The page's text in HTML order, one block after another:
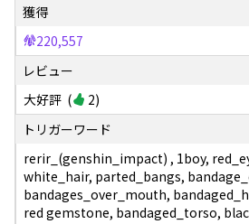
獲得
220,557
レビュー
大好評 ( 2)
トリガーワード
rerir_(genshin_impact) , 1boy,
white_hair, parted_bangs,
bandages_over_mouth,
red gemstone, bandaged_torso,